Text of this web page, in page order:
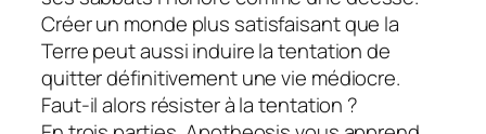
Créer un monde plus satisfaisant que la
Terre peut aussi induire la tentation de
quitter définitivement une vie médiocre.
Faut-il alors résister à la tentation ?